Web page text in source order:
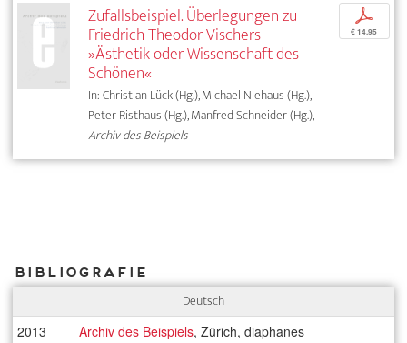
Zufallsbeispiel. Überlegungen zu
Friedrich Theodor Vischers
»Ästhetik oder Wissenschaft des
Schönen«
In: Christian Lück (Hg.), Michael Niehaus (Hg.),
Peter Risthaus (Hg.), Manfred Schneider (Hg.),
Archiv des Beispiels
p
€ 14,95
Bibliografie
Deutsch
2013 Archiv des Beispiels, Zürich, diaphanes